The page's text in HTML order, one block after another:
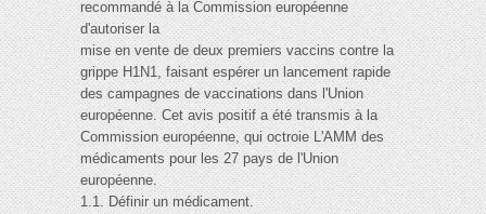
recommandé à la Commission européenne
d'autoriser la
mise en vente de deux premiers vaccins contre la
grippe H1N1, faisant espérer un lancement rapide
des campagnes de vaccinations dans l'Union
européenne. Cet avis positif a été transmis à la
Commission européenne, qui octroie L'AMM des
médicaments pour les 27 pays de l'Union
européenne.
1.1. Définir un médicament.